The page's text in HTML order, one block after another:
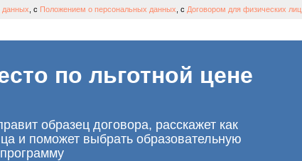
данных , с Положением о персональных данных , с Договором для физических лиц
по льготной цене
образец договора, расскажет как
и поможет выбрать образовательную
программу